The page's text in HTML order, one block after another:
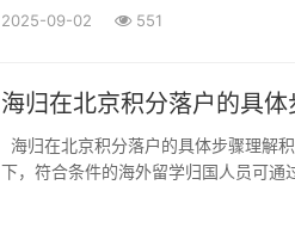
2025-09-02 551
海归在北京积分落户的具体
下，符合条件的海外留学归国人员可通